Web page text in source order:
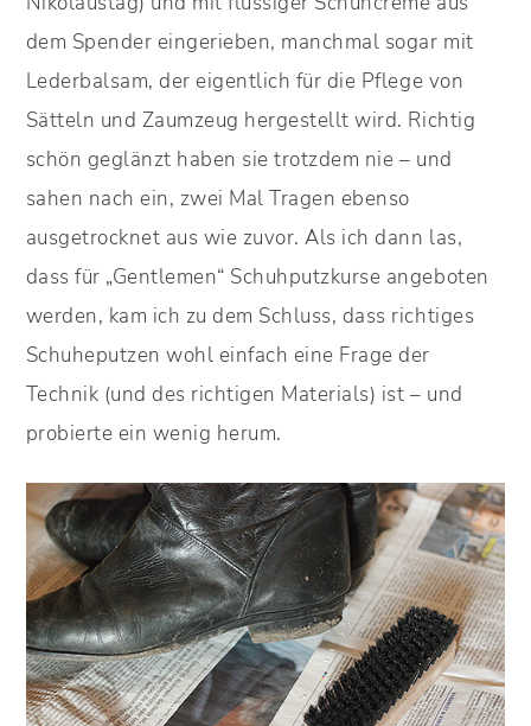
dem Spender eingerieben, manchmal sogar mit
Lederbalsam, der eigentlich für die Pflege von
Sätteln und Zaumzeug hergestellt wird. Richtig
schön geglänzt haben sie trotzdem nie – und
sahen nach ein, zwei Mal Tragen ebenso
ausgetrocknet aus wie zuvor. Als ich dann las,
dass für „Gentlemen“ Schuhputzkurse angeboten
werden, kam ich zu dem Schluss, dass richtiges
Schuheputzen wohl einfach eine Frage der
Technik (und des richtigen Materials) ist – und
probierte ein wenig herum.